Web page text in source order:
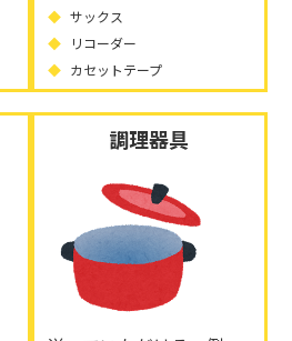
サックス
リコーダー
カセットテープ
調理器具